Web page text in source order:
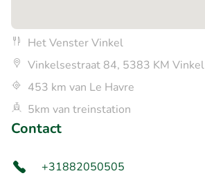
Het Venster Vinkel
Vinkelsestraat 84, 5383 KM Vinkel
453 km van Le Havre
5km van treinstation
Contact
+31882050505